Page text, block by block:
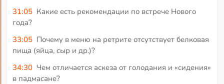
31:05 Какие есть рекомендации по встрече Нового
года?
33:05 Почему в меню на ретрите отсутствует белковая
пища (яйца, сыр и др.)?
34:30 Чем отличается аскеза от голодания и «сидения»
в падмасане?